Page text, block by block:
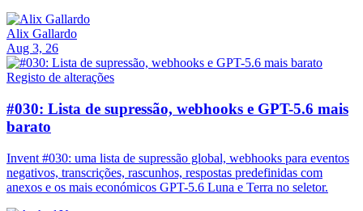
Alix Gallardo
Aug 3, 26
Registo de alterações
#030: Lista de supressão, webhooks e GPT-5.6 mais
barato
Invent #030: uma lista de supressão global, webhooks para eventos
negativos, transcrições, rascunhos, respostas predefinidas com
anexos e os mais económicos GPT-5.6 Luna e Terra no seletor.